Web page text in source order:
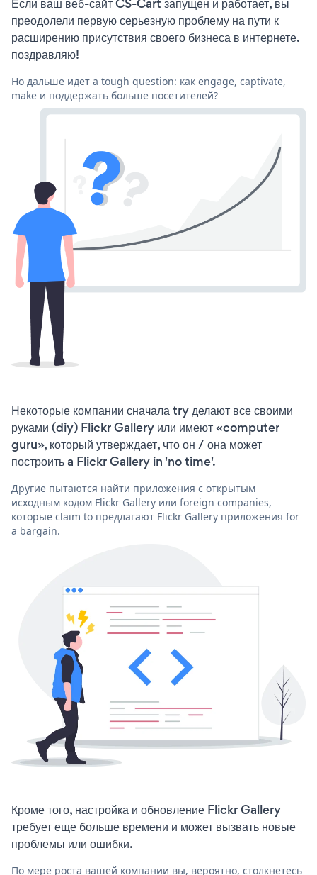
преодолели первую серьезную проблему на пути к
расширению присутствия своего бизнеса в интернете.
поздравляю!
Но дальше идет a tough question: как engage, captivate,
make и поддержать больше посетителей?
Некоторые компании сначала try делают все своими
руками (diy) Flickr Gallery или имеют «computer
guru», который утверждает, что он / она может
построить a Flickr Gallery in 'no time'.
Другие пытаются найти приложения с открытым
исходным кодом Flickr Gallery или foreign companies,
которые claim to предлагают Flickr Gallery приложения for
a bargain.
Кроме того, настройка и обновление Flickr Gallery
требует еще больше времени и может вызвать новые
проблемы или ошибки.
По мере роста вашей компании вы, вероятно, столкнетесь